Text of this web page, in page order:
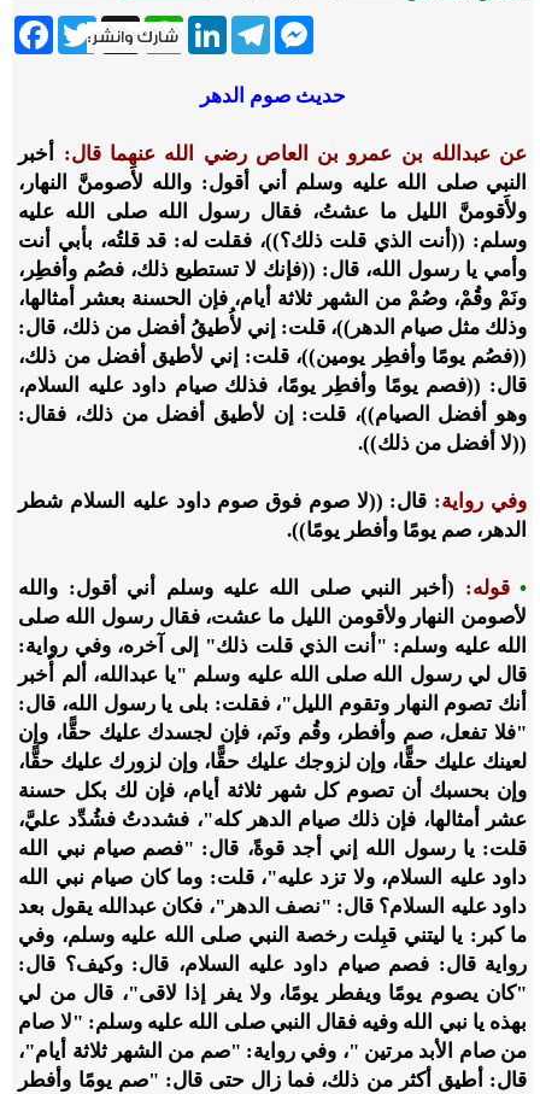
Twitter X
WhatsApp
LinkedInTelegram
Messenger
حديث صوم الدهر
عن عبدالله بن عمرو بن العاص رضي الله عنهما قال: أخبر
النبي صلى الله عليه وسلم أني أقول: والله لأَصومنَّ النهار،
ولأَقومنَّ الليل ما عشتُ، فقال رسول الله صلى الله عليه
وسلم: ((أنت الذي قلت ذلك؟))، فقلت له: قد قلتُه، بأبي أنت
وأمي يا رسول الله، قال: ((فإنك لا تستطيع ذلك، فصُم وأفطِر،
ونَمْ وقُمْ، وصُمْ من الشهر ثلاثة أيام، فإن الحسنة بعشر أمثالها،
وذلك مثل صيام الدهر))، قلت: إني لأُطيقُ أفضل من ذلك، قال:
((فصُم يومًا وأفطِر يومين))، قلت: إني لأطيق أفضل من ذلك،
قال: ((فصم يومًا وأفطِر يومًا، فذلك صيام داود عليه السلام،
وهو أفضل الصيام))، قلت: إن لأطيق أفضل من ذلك، فقال:
((لا أفضل من ذلك)).
وفي رواية: قال: ((لا صوم فوق صوم داود عليه السلام شطر
الدهر، صم يومًا وأفطر يومًا)).
•قوله: (أخبر النبي صلى الله عليه وسلم أني أقول: والله
لأصومن النهار ولأقومن الليل ما عشت، فقال رسول الله صلى
الله عليه وسلم: "أنت الذي قلت ذلك" إلى آخره، وفي رواية:
قال لي رسول الله صلى الله عليه وسلم "يا عبدالله، ألم أُخبر
أنك تصوم النهار وتقوم الليل"، فقلت: بلى يا رسول الله، قال:
"فلا تفعل، صم وأفطر، وقُم ونَم، فإن لجسدك عليك حقًّا، وإن
لعينك عليك حقًّا، وإن لزوجك عليك حقًّا، وإن لزورك عليك حقًّا،
وإن بحسبك أن تصوم كل شهر ثلاثة أيام، فإن لك بكل حسنة
عشر أمثالها، فإن ذلك صيام الدهر كله"، فشددتُ فشُدِّد عليَّ،
قلت: يا رسول الله إني أجد قوةً، قال: "فصم صيام نبي الله
داود عليه السلام، ولا تزد عليه"، قلت: وما كان صيام نبي الله
داود عليه السلام؟ قال: "نصف الدهر"، فكان عبدالله يقول بعد
ما كبر: يا ليتني قبِلت رخصة النبي صلى الله عليه وسلم، وفي
رواية قال: فصم صيام داود عليه السلام، قال: وكيف؟ قال:
"كان يصوم يومًا ويفطر يومًا، ولا يفر إذا لاقى"، قال من لي
بهذه يا نبي الله وفيه فقال النبي صلى الله عليه وسلم: "لا صام
من صام الأبد مرتين "، وفي رواية: "صم من الشهر ثلاثة أيام"،
قال: أطيق أكثر من ذلك، فما زال حتى قال: "صم يومًا وأفطر